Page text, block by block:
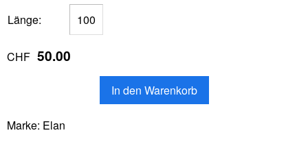
Länge:
CHF 50.00
In den Warenkorb
Marke: Elan